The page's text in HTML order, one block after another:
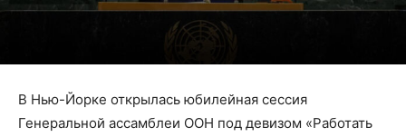
В Нью-Йорке открылась юбилейная сессия
Генеральной ассамблеи ООН под девизом «Работать